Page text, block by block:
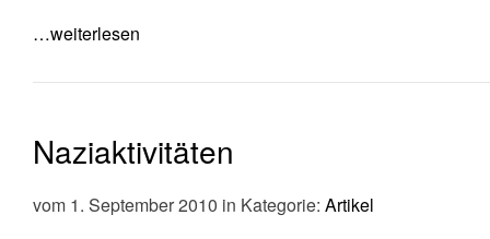
…weiterlesen
Naziaktivitäten
vom 1. September 2010 in Kategorie: Artikel